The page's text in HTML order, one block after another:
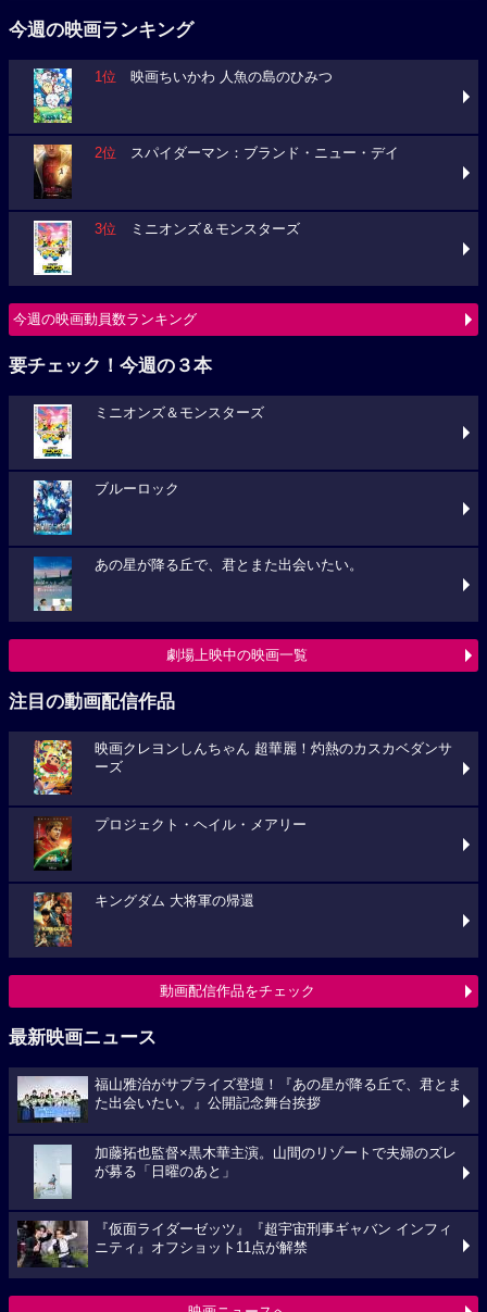
今週の映画ランキング
1位 映画ちいかわ 人魚の島のひみつ
2位 スパイダーマン：ブランド・ニュー・デイ
3位 ミニオンズ＆モンスターズ
今週の映画動員数ランキング
要チェック！今週の３本
ミニオンズ＆モンスターズ
ブルーロック
あの星が降る丘で、君とまた出会いたい。
劇場上映中の映画一覧
注目の動画配信作品
映画クレヨンしんちゃん 超華麗！灼熱のカスカベダンサ
ーズ
プロジェクト・ヘイル・メアリー
キングダム 大将軍の帰還
動画配信作品をチェック
最新映画ニュース
福山雅治がサプライズ登壇！『あの星が降る丘で、君とま
た出会いたい。』公開記念舞台挨拶
加藤拓也監督×黒木華主演。山間のリゾートで夫婦のズレ
が募る「日曜のあと」
『仮面ライダーゼッツ』『超宇宙刑事ギャバン インフィ
ニティ』オフショット11点が解禁